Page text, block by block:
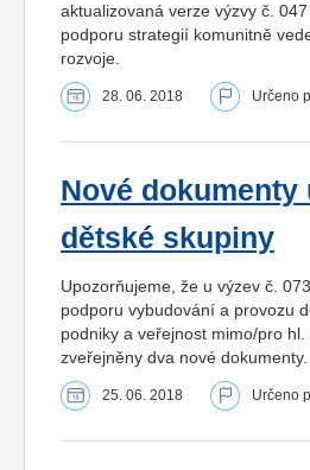
aktualizovaná verze výzvy č.
podporu strategií komunitně
rozvoje.
28. 06. 2018 Určeno
Nové dokumenty
dětské skupiny
Upozorňujeme, že u výzev č.
podporu vybudování a provozu
podniky a veřejnost mimo/pro
zveřejněny dva nové dokumenty.
25. 06. 2018 Určeno